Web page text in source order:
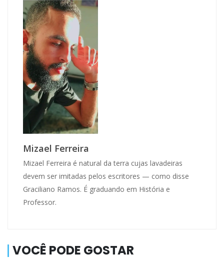
Mizael Ferreira
Mizael Ferreira é natural da terra cujas lavadeiras
devem ser imitadas pelos escritores — como disse
Graciliano Ramos. É graduando em História e
Professor.
VOCÊ PODE GOSTAR